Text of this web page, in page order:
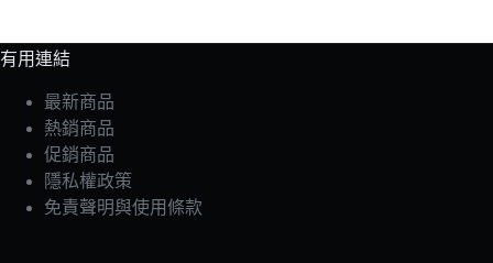
有用連結
最新商品
熱銷商品
促銷商品
隱私權政策
免責聲明與使用條款